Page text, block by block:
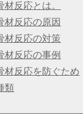
材反応とは。
材反応の原因
材反応の対策
材反応の事例
材反応を防ぐため
類